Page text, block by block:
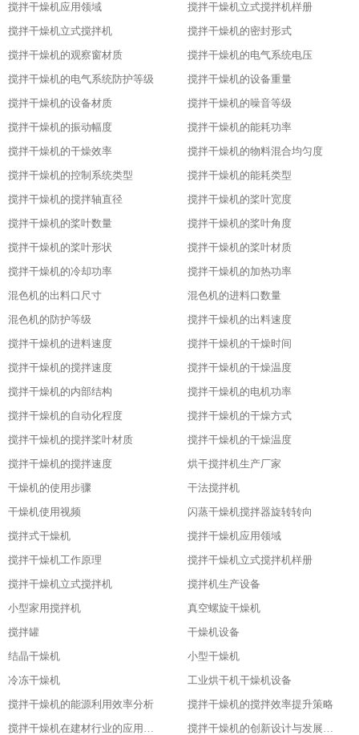
搅拌干燥机应用领域
搅拌干燥机立式搅拌机样册
搅拌干燥机立式搅拌机
搅拌干燥机的密封形式
搅拌干燥机的观察窗材质
搅拌干燥机的电气系统电压
搅拌干燥机的电气系统防护等级
搅拌干燥机的设备重量
搅拌干燥机的设备材质
搅拌干燥机的噪音等级
搅拌干燥机的振动幅度
搅拌干燥机的能耗功率
搅拌干燥机的干燥效率
搅拌干燥机的物料混合均匀度
搅拌干燥机的控制系统类型
搅拌干燥机的能耗类型
搅拌干燥机的搅拌轴直径
搅拌干燥机的桨叶宽度
搅拌干燥机的桨叶数量
搅拌干燥机的桨叶角度
搅拌干燥机的桨叶形状
搅拌干燥机的桨叶材质
搅拌干燥机的冷却功率
搅拌干燥机的加热功率
混色机的出料口尺寸
混色机的进料口数量
混色机的防护等级
搅拌干燥机的出料速度
搅拌干燥机的进料速度
搅拌干燥机的干燥时间
搅拌干燥机的搅拌速度
搅拌干燥机的干燥温度
搅拌干燥机的内部结构
搅拌干燥机的电机功率
搅拌干燥机的自动化程度
搅拌干燥机的干燥方式
搅拌干燥机的搅拌桨叶材质
搅拌干燥机的干燥温度
搅拌干燥机的搅拌速度
烘干搅拌机生产厂家
干燥机的使用步骤
干法搅拌机
干燥机使用视频
闪蒸干燥机搅拌器旋转转向
搅拌式干燥机
搅拌干燥机应用领域
搅拌干燥机工作原理
搅拌干燥机立式搅拌机样册
搅拌干燥机立式搅拌机
搅拌机生产设备
小型家用搅拌机
真空螺旋干燥机
搅拌罐
干燥机设备
结晶干燥机
小型干燥机
冷冻干燥机
工业烘干机干燥机设备
搅拌干燥机的能源利用效率分析
搅拌干燥机的搅拌效率提升策略
搅拌干燥机在建材行业的应用特点
搅拌干燥机的创新设计与发展历程